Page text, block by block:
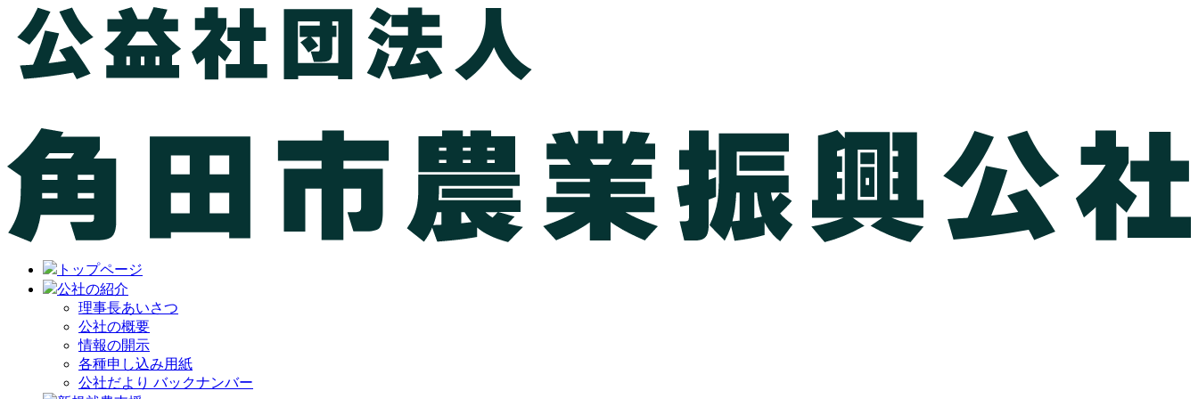
トップページ
公社の紹介
理事長あいさつ
公社の概要
情報の開示
各種申し込み用紙
公社だより バックナンバー